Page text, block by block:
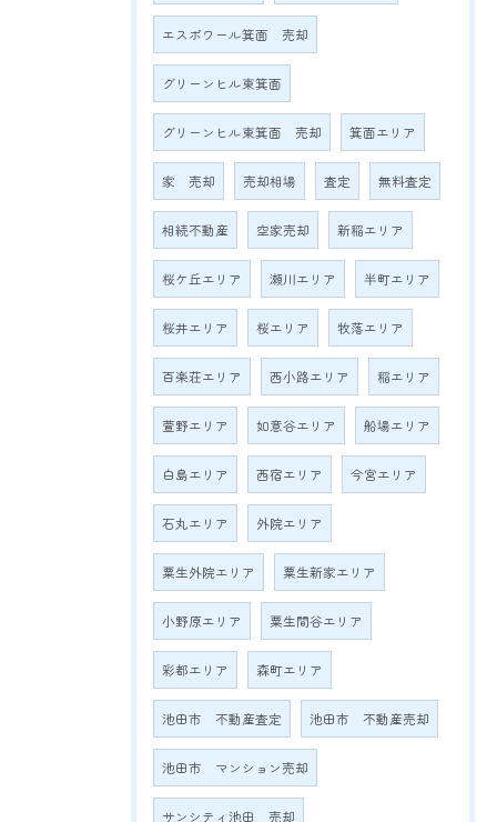
エスポワール箕面 売却
グリーンヒル東箕面
グリーンヒル東箕面 売却 箕面エリア
家 売却 売却相場 査定 無料査定
相続不動産 空家売却 新稲エリア
桜ケ丘エリア 瀬川エリア 半町エリア
桜井エリア 桜エリア 牧落エリア
百楽荘エリア 西小路エリア 稲エリア
萱野エリア 如意谷エリア 船場エリア
白島エリア 西宿エリア 今宮エリア
石丸エリア 外院エリア
粟生外院エリア 粟生新家エリア
小野原エリア 粟生間谷エリア
彩都エリア 森町エリア
池田市 不動産査定 池田市 不動産売却
池田市 マンション売却
サンシティ池田 売却